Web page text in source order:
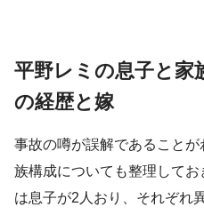
平野レミの息子と家
の経歴と嫁
事故の噂が誤解であること
族構成についても整理して
は息子が2人おり、それぞれ